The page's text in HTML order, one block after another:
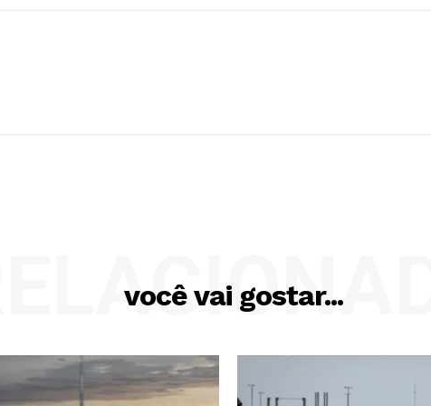
você vai gostar...